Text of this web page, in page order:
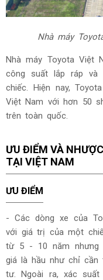
Nhà máy
Nhà máy Toyota Việt
công suất lắp ráp và
chiếc. Hiện nay,
Việt Nam với hơn 50
trên toàn quốc.
ƯU ĐIỂM VÀ
TẠI VIỆT NAM
ƯU ĐIỂM
- Các dòng xe của
với giá trị của một
từ 5 - 10 năm nhưng
giá là hầu như chỉ cần
tư. Ngoài ra, xác